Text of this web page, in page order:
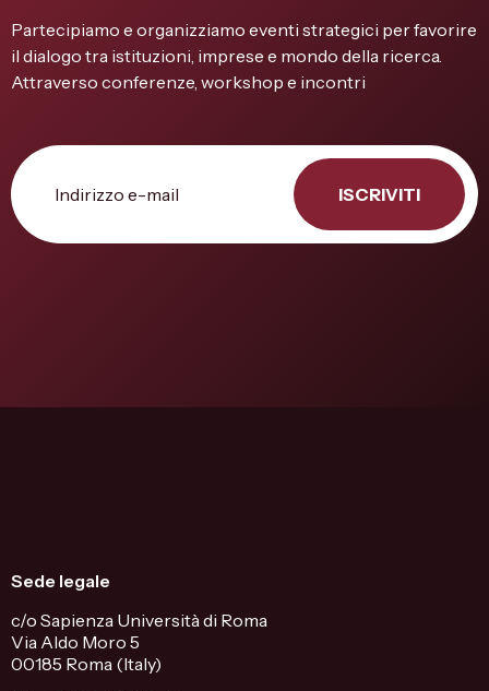
Partecipiamo e organizziamo eventi strategici per favorire
il dialogo tra istituzioni, imprese e mondo della ricerca.
Attraverso conferenze, workshop e incontri
ISCRIVITI
Sede legale
c/o Sapienza Università di Roma
Via Aldo Moro 5
00185 Roma (Italy)